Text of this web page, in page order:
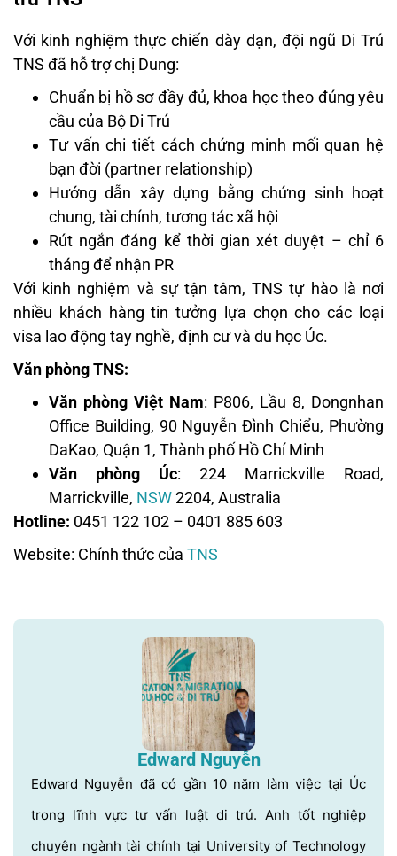
Với kinh nghiệm thực chiến dày dạn, đội ngũ Di Trú
TNS đã hỗ trợ chị Dung:
Chuẩn bị hồ sơ đầy đủ, khoa học theo đúng yêu
cầu của Bộ Di Trú
Tư vấn chi tiết cách chứng minh mối quan hệ
bạn đời (partner relationship)
Hướng dẫn xây dựng bằng chứng sinh hoạt
chung, tài chính, tương tác xã hội
Rút ngắn đáng kể thời gian xét duyệt – chỉ 6
tháng để nhận PR
Với kinh nghiệm và sự tận tâm, TNS tự hào là nơi
nhiều khách hàng tin tưởng lựa chọn cho các loại
visa lao động tay nghề, định cư và du học Úc.
Văn phòng TNS:
Văn phòng Việt Nam: P806, Lầu 8, Dongnhan
Office Building, 90 Nguyễn Đình Chiểu, Phường
DaKao, Quận 1, Thành phố Hồ Chí Minh
Văn phòng Úc: 224 Marrickville Road,
Marrickville, NSW2204, Australia
Hotline: 0451 122 102 – 0401 885 603
Website: Chính thức của TNS
Edward Nguyễn
Edward Nguyễn đã có gần 10 năm làm việc tại Úc
trong lĩnh vực tư vấn luật di trú. Anh tốt nghiệp
chuyên ngành tài chính tại University of Technology